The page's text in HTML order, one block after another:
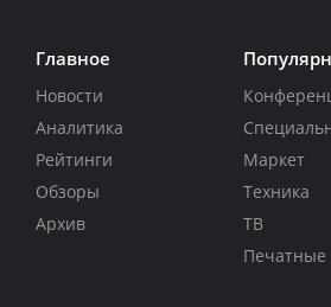
Главное
Новости
Аналитика
Рейтинги
Обзоры
Архив
Маркет
Техника
ТВ
Печатные